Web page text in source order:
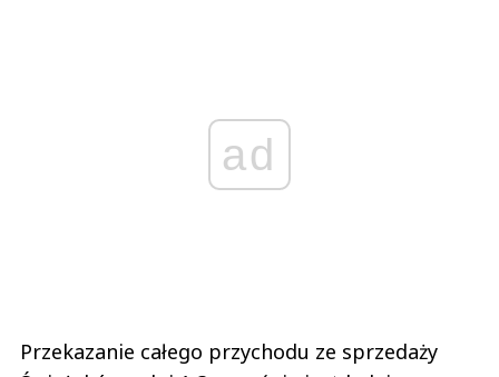
ad
Przekazanie całego przychodu ze sprzedaży